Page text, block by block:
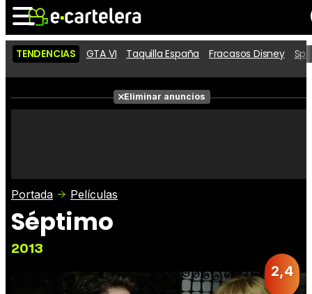
Noticias Cartelera
Películas
Críticas
TENDENCIAS GTA VI Taquilla España Fracasos Disney
Eliminar anuncios
Portada Películas
Séptimo
2013
2,4